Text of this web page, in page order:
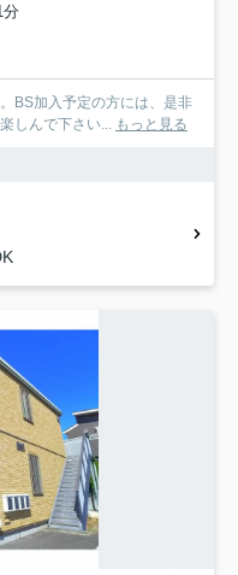
分
BS加入予定の方には、是非
しんで下さい... もっと見る